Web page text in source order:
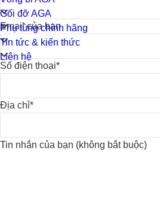
Email của bạn
Số điện thoại*
Địa chỉ*
Tin nhắn của bạn (không bắt buộc)
Gối đỡ AGA
Phụ tùng chính hãng
Tin tức & kiến thức
Liên hệ